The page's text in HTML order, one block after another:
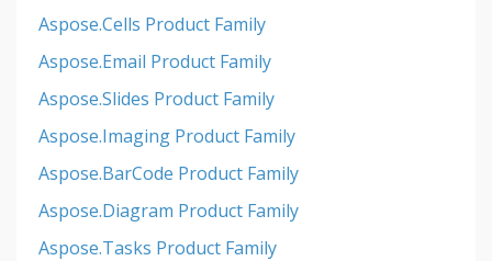
Aspose.Cells Product Family
Aspose.Email Product Family
Aspose.Slides Product Family
Aspose.Imaging Product Family
Aspose.BarCode Product Family
Aspose.Diagram Product Family
Aspose.Tasks Product Family